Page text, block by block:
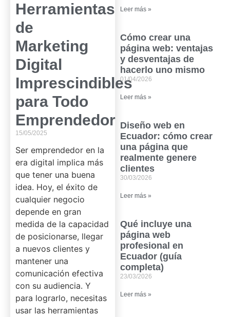
Herramientas
de
Marketing
Digital
Imprescindibles
para Todo
Emprendedor
15/05/2025
Ser emprendedor en la
era digital implica más
que tener una buena
idea. Hoy, el éxito de
cualquier negocio
depende en gran
medida de la capacidad
de posicionarse, llegar
a nuevos clientes y
mantener una
comunicación efectiva
con su audiencia. Y
para lograrlo, necesitas
usar las herramientas
Leer más »
Cómo crear una
página web: ventajas
y desventajas de
hacerlo uno mismo
01/04/2026
Leer más »
Diseño web en
Ecuador: cómo crear
una página que
realmente genere
clientes
30/03/2026
Leer más »
Qué incluye una
página web
profesional en
Ecuador (guía
completa)
23/03/2026
Leer más »